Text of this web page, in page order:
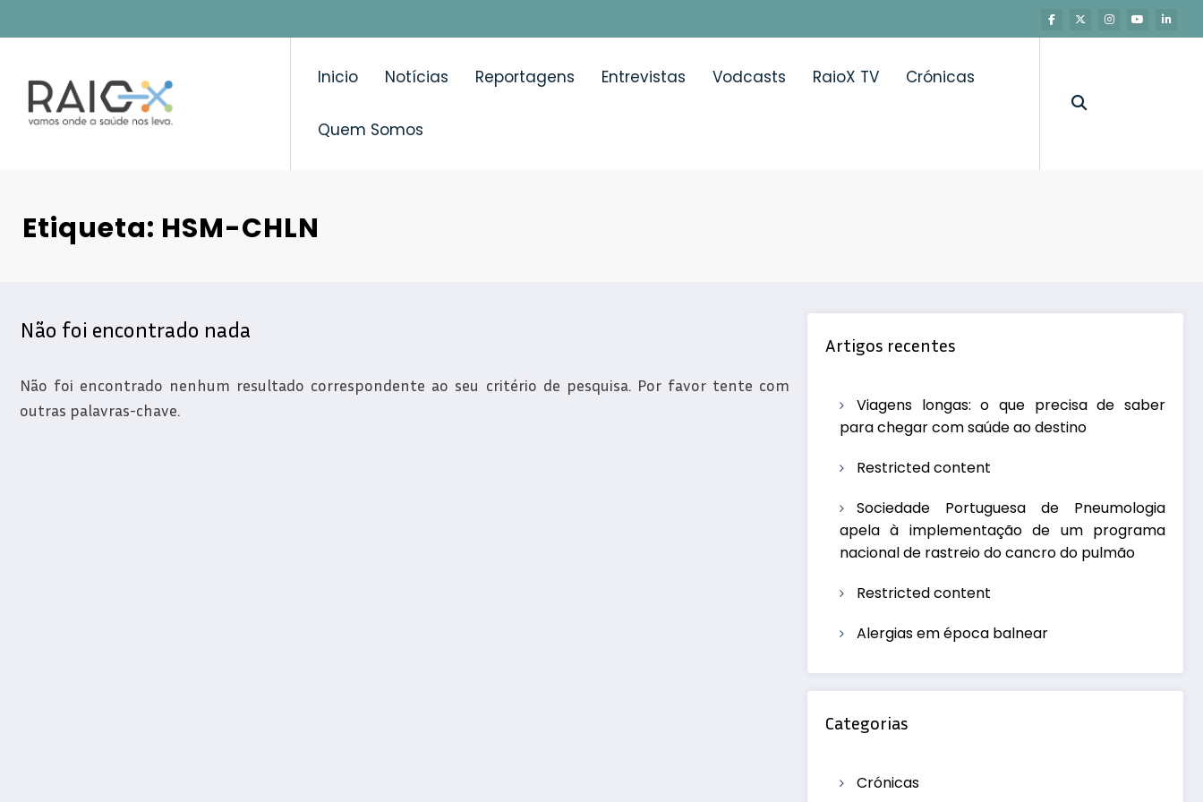
para
conteúdo
Inicio Notícias Reportagens Entrevistas Vodcasts RaioX TV Crónicas
Quem Somos
Etiqueta: HSM-CHLN
Não foi encontrado nada
Não foi encontrado nenhum resultado correspondente ao seu critério de pesquisa. Por favor tente com
outras palavras-chave.
Artigos recentes
Viagens longas: o que precisa de saber
para chegar com saúde ao destino
Restricted content
Sociedade Portuguesa de Pneumologia
apela à implementação de um programa
nacional de rastreio do cancro do pulmão
Restricted content
Alergias em época balnear
Categorias
Crónicas